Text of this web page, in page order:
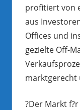
profitiert von
aus
Offices und
gezielte Off-
marktgerecht
?Der Markt